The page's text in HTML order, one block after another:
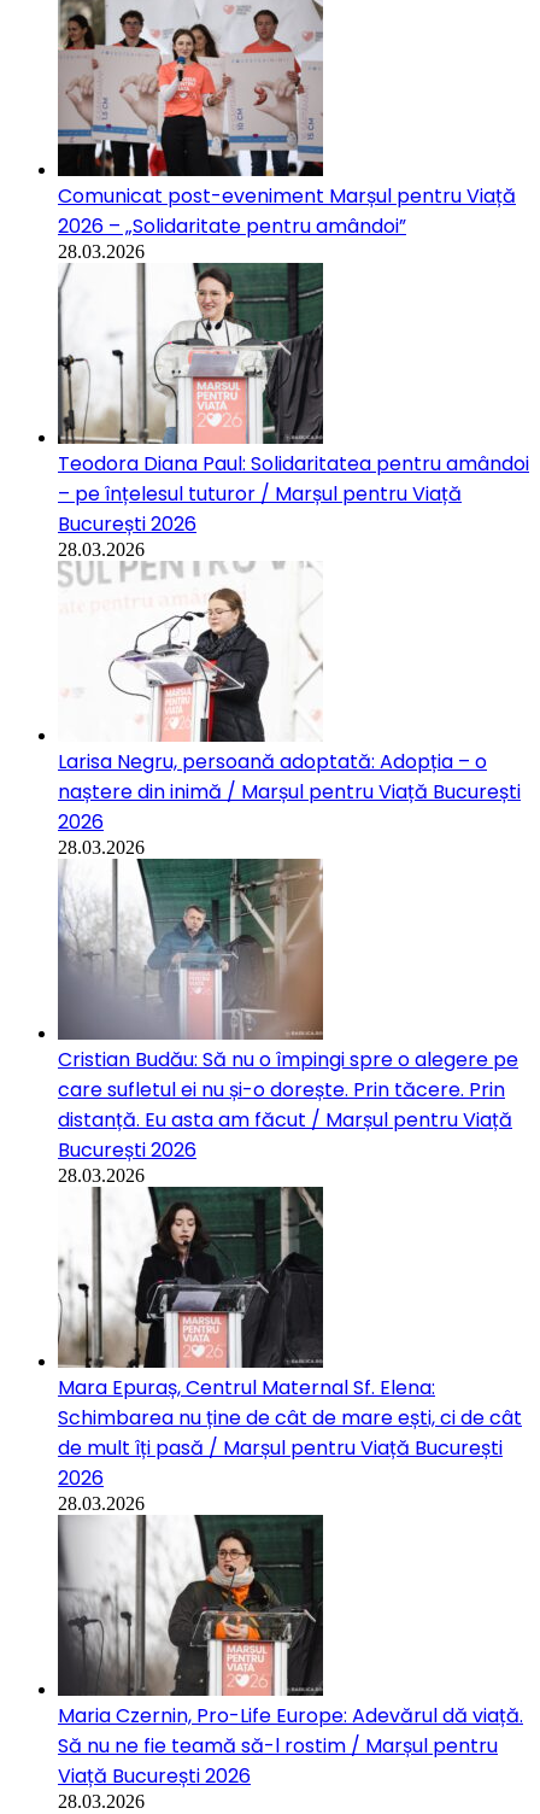
Comunicat post-eveniment Marșul pentru Viață
2026 – „Solidaritate pentru amândoi”
28.03.2026
Teodora Diana Paul: Solidaritatea pentru amândoi
– pe înțelesul tuturor / Marșul pentru Viață
București 2026
28.03.2026
Larisa Negru, persoană adoptată: Adopția – o
naștere din inimă / Marșul pentru Viață București
2026
28.03.2026
Cristian Budău: Să nu o împingi spre o alegere pe
care sufletul ei nu și-o dorește. Prin tăcere. Prin
distanță. Eu asta am făcut / Marșul pentru Viață
București 2026
28.03.2026
Mara Epuraș, Centrul Maternal Sf. Elena:
Schimbarea nu ține de cât de mare ești, ci de cât
de mult îți pasă / Marșul pentru Viață București
2026
28.03.2026
Maria Czernin, Pro-Life Europe: Adevărul dă viață.
Să nu ne fie teamă să-l rostim / Marșul pentru
Viață București 2026
28.03.2026